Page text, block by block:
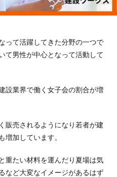
って活躍してきた分野の一つで
て男性が中心となって活動して
設業界で働く女子会の割合が増
販売されるようになり若者が建
増加しています。
重たい材料を運んだり夏場は気
など大変なイメージがあるはず